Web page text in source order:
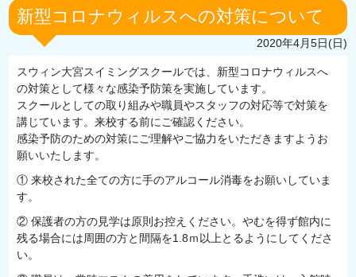
新型コロナウィルスへの対策について
2020年4月5日(日)
スウィン大宮スイミングスクールでは、新型コロナウィルスへ
の対策として様々な感染予防策を実施しています。
スクールとしての取り組みや職員やスタッフの対応等で対策を
講じています。来校する前にご確認ください。
感染予防のための対策にご理解やご協力をいただきますようお
願いいたします。
① 来校された全ての方に手のアルコール消毒をお願いしていま
す。
② 保護者の方の見学は原則お控えください。やむを得ず館内に
残る場合には周囲の方と間隔を1.8ｍ以上とるようにしてくださ
い。